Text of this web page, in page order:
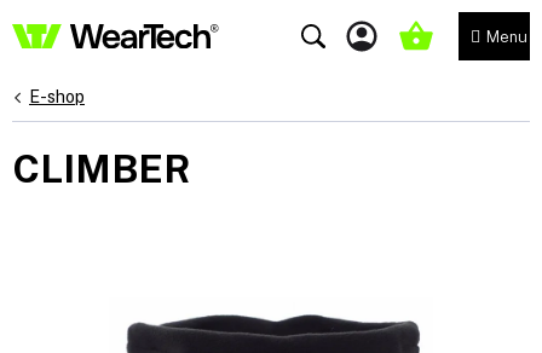
na
NÁKUPNÍ
E-shop
CLIMBER